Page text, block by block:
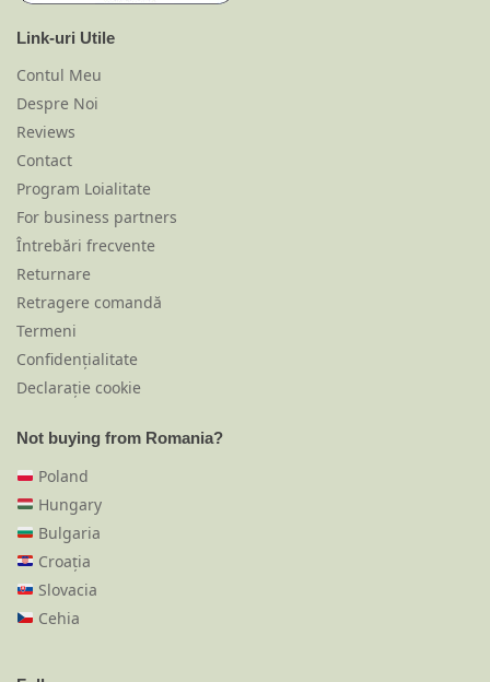
Link-uri Utile
Contul Meu
Despre Noi
Reviews
Contact
Program Loialitate
For business partners
Întrebări frecvente
Returnare
Retragere comandă
Termeni
Confidențialitate
Declarație cookie
Not buying from Romania?
Poland
Hungary
Bulgaria
Croația
Slovacia
Cehia